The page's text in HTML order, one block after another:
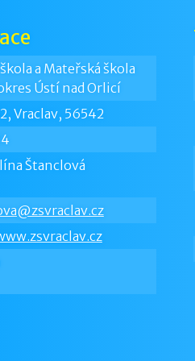
a Mateřská škola
Ústí nad Orlicí
Vraclav, 56542
Štanclová